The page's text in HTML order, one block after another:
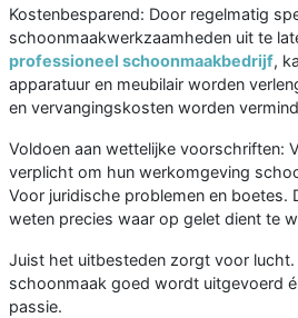
Kostenbesparend: Door regelmatig
schoonmaakwerkzaamheden uit te
professioneel schoonmaakbedrijf,
apparatuur en meubilair worden
en vervangingskosten worden
Voldoen aan wettelijke voorschriften:
verplicht om hun werkomgeving
Voor juridische problemen en boetes.
weten precies waar op gelet dient te
Juist het uitbesteden zorgt voor
schoonmaak goed wordt uitgevoerd
passie.